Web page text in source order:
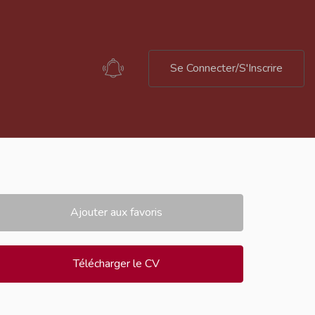
Se Connecter/S'Inscrire
Ajouter aux favoris
Télécharger le CV